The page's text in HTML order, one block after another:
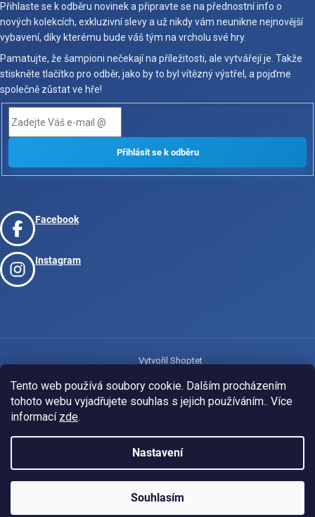
Tento web používá soubory cookie. Dalším procházením
tohoto webu vyjadřujete souhlas s jejich používáním.. Více
informací zde.
Nastavení
Souhlasím
Přihlaste se k odběru novinek a připravte se na přednostní info o
nových kolekcích, exkluzivní slevy a už nikdy vám neunikne nejnovější
vybavení, díky kterému bude váš tým na vrcholu své hry.
Pamatujte, že šampioni nečekají na příležitosti, ale vytvářejí je. Takže
stiskněte tlačítko pro odběr, jako by to byl vítězný výstřel, a pojďme
společně zůstat ve hře!
Facebook
Instagram
Vytvořil Shoptet
Copyright 2026www.josport.cz. Všechna práva vyhrazena.